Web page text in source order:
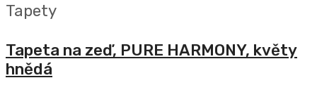
Tapety
Tapeta na zeď, PURE HARMONY, květy
hnědá